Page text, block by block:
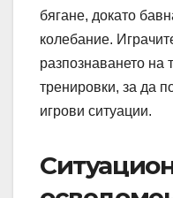
бягане, докато
колебание.
разпознаването на
тренировки, за да
игрови ситуации.